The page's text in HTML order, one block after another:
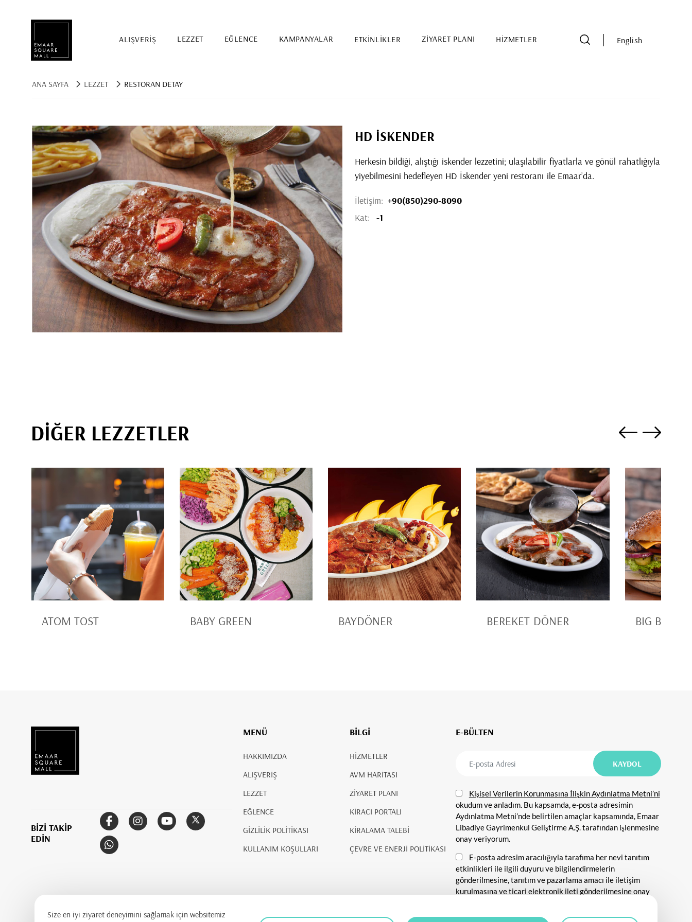
ALIŞVERİŞ LEZZET EĞLENCE KAMPANYALAR ETKİNLİKLER ZİYARET PLANI HİZMETLER English
ANA SAYFA LEZZET RESTORAN DETAY
HD İSKENDER
Herkesin bildiği, alıştığı iskender lezzetini; ulaşılabilir fiyatlarla ve gönül rahatlığıyla
yiyebilmesini hedefleyen HD İskender yeni restoranı ile Emaar’da.
İletişim: +90(850)290-8090
Kat:
-1
DİĞER LEZZETLER
ATOM TOST BABY GREEN BAYDÖNER BEREKET DÖNER BIG BAKER
BİZİ TAKİP
EDİN
MENÜ
HAKKIMIZDA
ALIŞVERİŞ
LEZZET
EĞLENCE
GİZLİLİK POLİTİKASI
KULLANIM KOŞULLARI
BİLGİ
HİZMETLER
AVM HARİTASI
ZİYARET PLANI
KİRACI PORTALI
KİRALAMA TALEBİ
ÇEVRE VE ENERJİ POLİTİKASI
E-BÜLTEN
Kişisel Verilerin Korunmasına İlişkin Aydınlatma Metni’ni
okudum ve anladım. Bu kapsamda, e-posta adresimin
Aydınlatma Metni’nde belirtilen amaçlar kapsamında, Emaar
Libadiye Gayrimenkul Geliştirme A.Ş. tarafından işlenmesine
onay veriyorum.
E-posta adresim aracılığıyla tarafıma her nevi tanıtım
etkinlikleri ile ilgili duyuru ve bilgilendirmelerin
gönderilmesine, tanıtım ve pazarlama amacı ile iletişim
kurulmasına ve ticari elektronik ileti gönderilmesine onay
Mağaza, restaurant, etkinlik arama
POPÜLER ARAMALAR
Alışveriş Lezzet Eğlence Kampanyalar Etkinlik
Size en iyi ziyaret deneyimini sağlamak için websitemiz